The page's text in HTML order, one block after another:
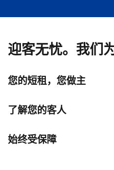
迎客无忧。我们
您的短租，您做主
了解您的客人
始终受保障